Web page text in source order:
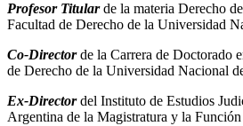
Profesor Titularde la materia Derecho
Facultad de Derecho de la Universidad
Co-Directorde la Carrera de Doctorado
de Derecho de la Universidad Nacional
Ex-Directordel Instituto de Estudios
Argentina de la Magistratura y la